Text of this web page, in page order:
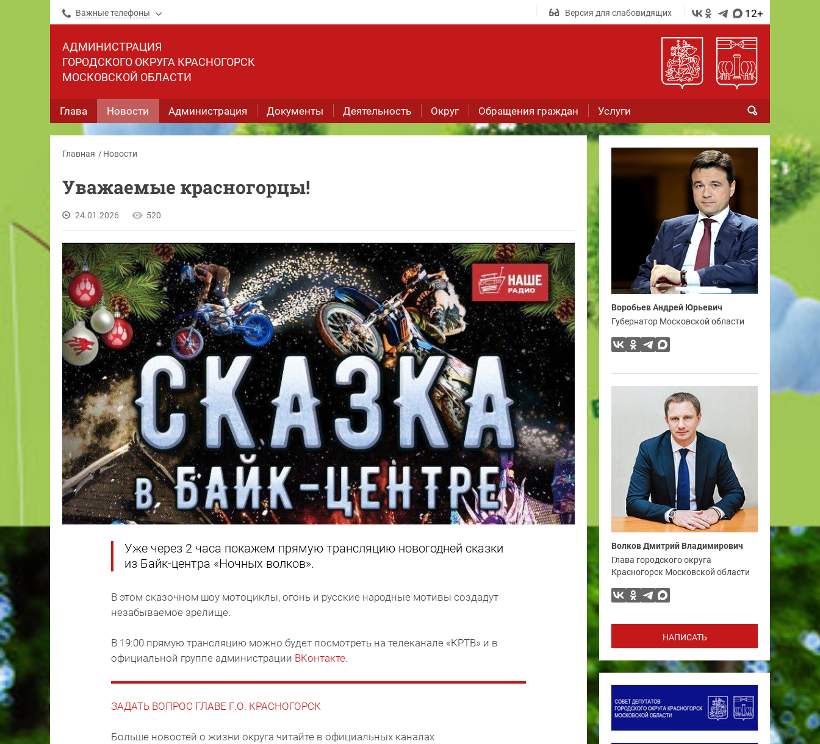
Важные телефоны Версия для слабовидящих 12+
АДМИНИСТРАЦИЯ
ГОРОДСКОГО ОКРУГА КРАСНОГОРСК
МОСКОВСКОЙ ОБЛАСТИ
Глава Новости Администрация Документы Деятельность Округ Обращения граждан Услуги
Главная Новости
Уважаемые красногорцы!
24.01.2026 520
Уже через 2 часа покажем прямую трансляцию новогодней сказки
из Байк-центра «Ночных волков».
В этом сказочном шоу мотоциклы, огонь и русские народные мотивы создадут
незабываемое зрелище.
В 19:00 прямую трансляцию можно будет посмотреть на телеканале «КРТВ» и в
официальной группе администрации ВКонтакте.
ЗАДАТЬ ВОПРОС ГЛАВЕ Г.О. КРАСНОГОРСК
Больше новостей о жизни округа читайте в официальных каналах
Воробьев Андрей Юрьевич
Губернатор Московской области
Волков Дмитрий Владимирович
Глава городского округа
Красногорск Московской области
НАПИСАТЬ